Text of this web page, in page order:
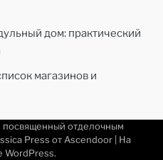
дом: практический
магазинов и
посвященный отделочным
Press от Ascendoor| На
WordPress.